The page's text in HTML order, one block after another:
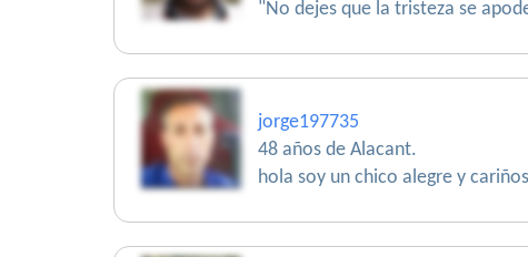
"No dejes que la tristeza se
jorge197735
48 años de Alacant.
hola soy un chico alegre y